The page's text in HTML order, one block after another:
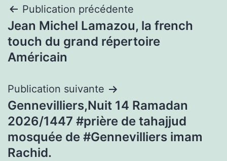
Navigation
de
l’article
Publication précédente
Jean Michel Lamazou, la french
touch du grand répertoire
Américain
Publication suivante
Gennevilliers,Nuit 14 Ramadan
2026/1447 #prière de tahajjud
mosquée de #Gennevilliers imam
Rachid.